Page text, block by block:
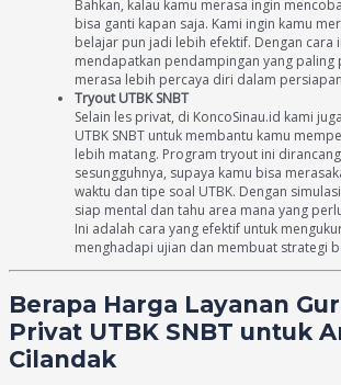
Bahkan, kalau kamu merasa ingin
bisa ganti kapan saja. Kami ingin kamu
belajar pun jadi lebih efektif. Dengan cara
mendapatkan pendampingan yang paling
merasa lebih percaya diri dalam
Tryout UTBK SNBT
Selain les privat, di KoncoSinau.id kami
UTBK SNBT untuk membantu kamu
lebih matang. Program tryout ini
sesungguhnya, supaya kamu bisa
waktu dan tipe soal UTBK. Dengan
siap mental dan tahu area mana yang
Ini adalah cara yang efektif untuk
menghadapi ujian dan membuat strategi
Berapa Harga Layanan
Privat UTBK SNBT untuk
Cilandak